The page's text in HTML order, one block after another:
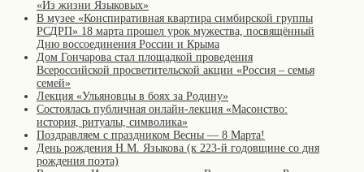
«Из жизни Языковых»
В музее «Конспиративная квартира симбирской группы
РСДРП» 18 марта прошел урок мужества, посвящённый
Дню воссоединения России и Крыма
Дом Гончарова стал площадкой проведения
Всероссийской просветительской акции «Россия – семья
семей»
Лекция «Ульяновцы в боях за Родину»
Состоялась публичная онлайн-лекция «Масонство:
история, ритуалы, символика»
Поздравляем с праздником Весны — 8 Марта!
День рождения Н.М. Языкова (к 223-й годовщине со дня
рождения поэта)